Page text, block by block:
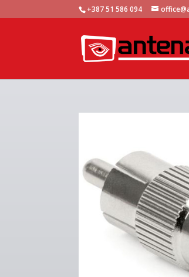
+387 51 586 094